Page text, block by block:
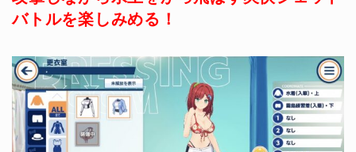
バトルを楽しみめる！